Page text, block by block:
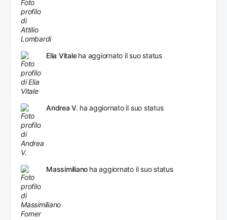
Elia Vitale ha aggiornato il suo status
Andrea V. ha aggiornato il suo status
Massimiliano ha aggiornato il suo status